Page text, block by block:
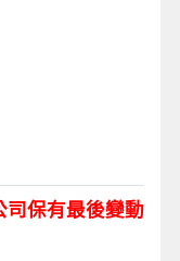
保有最後變動